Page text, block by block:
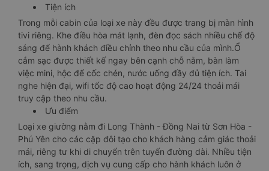
Tiện ích
Trong mỗi cabin của loại xe này đều được trang bị màn hình
tivi riêng. Khe điều hòa mát lạnh, đèn đọc sách nhiều chế độ
sáng để hành khách điều chỉnh theo nhu cầu của mình.Ổ
cắm sạc được thiết kế ngay bên cạnh chỗ nằm, bàn làm
việc mini, hộc để cốc chén, nước uống đầy đủ tiện ích. Tai
nghe hiện đại, wifi tốc độ cao hoạt động 24/24 thoải mái
truy cập theo nhu cầu.
Ưu điểm
Loại xe giường nằm đi Long Thành - Đồng Nai từ Sơn Hòa -
Phú Yên cho các cặp đôi tạo cho khách hàng cảm giác thoải
mái, riêng tư khi di chuyển trên tuyến đường dài. Nhiều tiện
ích, sang trọng, dịch vụ cung cấp cho hành khách luôn ở